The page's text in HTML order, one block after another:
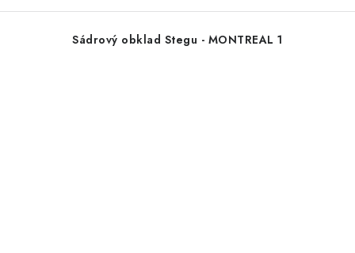
Sádrový obklad Stegu - MONTREAL 1